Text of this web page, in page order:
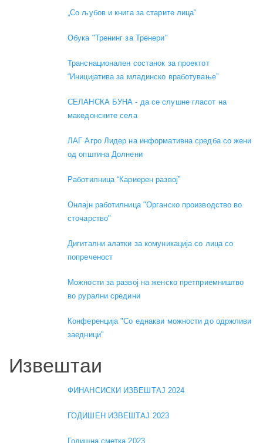
„Со љубов и книга за старите лица“
Обука "Тренинг за Тренери"
Транснационален состанок за проектот
“Иницијатива за младинско вработување”
СЕЛАНСКА БУНА - да се слушне гласот на
македонските села
ЛАГ Агро Лидер на информативна средба со жени
од општина Долнени
Работилница “Кариерен развој”
Онлајн работилница "Органско производство во
сточарство"
Дигитални алатки за комуникација со лица со
попреченост
Можности за развој на женско претприемништво
во рурални средини
Конференција "Со еднакви можности до одржливи
заедници"
Извештаи
ФИНАНСИСКИ ИЗВЕШТАЈ 2024
ГОДИШЕН ИЗВЕШТАЈ 2023
Годишна сметка 2023